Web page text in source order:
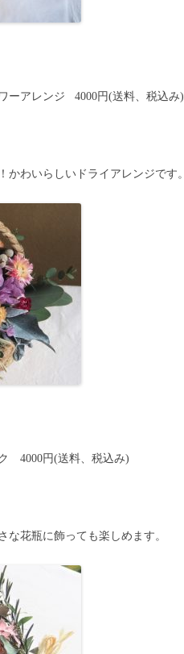
ーアレンジ 4000円(送料、税込み)
かわいらしいドライアレンジです。
4000円(送料、税込み)
な花瓶に飾っても楽しめます。